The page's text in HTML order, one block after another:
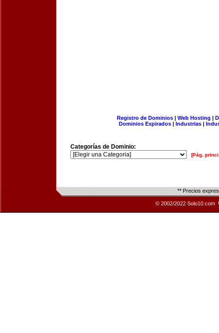
Registro de Dominios| Web Hosting |
Dominios Expirados | Industrias |
Categorías de Dominio:
[Pág.
** Precios
© 2002/2022 Solo10.com